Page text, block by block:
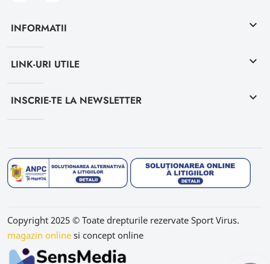
INFORMATII keyboard_arrow_down
LINK-URI UTILE keyboard_arrow_down
INSCRIE-TE LA NEWSLETTER keyboard_arrow_down
Copyright 2025 © Toate drepturile rezervate Sport Virus.
magazin online si concept online